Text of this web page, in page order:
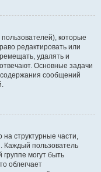
которые
редактировать или
удалять и
Основные задачи
сообщений
структурные части,
Каждый пользователь
группе могут быть
облегчает